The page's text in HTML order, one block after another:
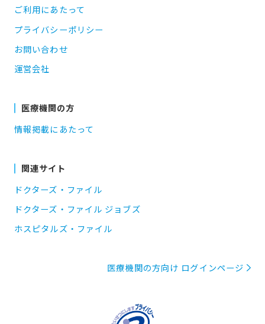
ご利用にあたって
プライバシーポリシー
お問い合わせ
運営会社
医療機関の方
情報掲載にあたって
関連サイト
ドクターズ・ファイル
ドクターズ・ファイル ジョブズ
ホスピタルズ・ファイル
医療機関の方向け ログインページ